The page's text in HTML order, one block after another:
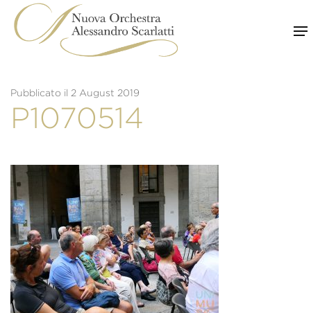
content
Pubblicato il 2 August 2019
P1070514